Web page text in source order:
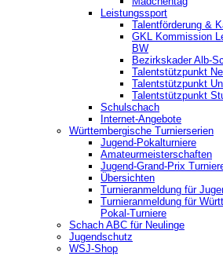
Leistungssport
Talentförderung &
GKL Kommission
BW
Bezirkskader Alb-
Talentstützpunkt
Talentstützpunkt
Talentstützpunkt
Schulschach
Internet-Angebote
Württembergische Turnierserien
Jugend-Pokalturniere
Amateurmeisterschaften
Jugend-Grand-Prix
Übersichten
Turnieranmeldung für
Turnieranmeldung für
Pokal-Turniere
Schach ABC für Neulinge
Jugendschutz
WSJ-Shop